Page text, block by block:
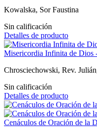
Kowalska, Sor Faustina
Sin calificación
Detalles de producto
Misericordia Infinita de Dios
Chrosciechowski, Rev.
Sin calificación
Detalles de producto
Cenáculos de Oración de la